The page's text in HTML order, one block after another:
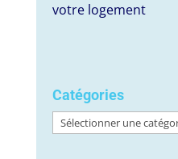
votre logement
Catégories
Catégories